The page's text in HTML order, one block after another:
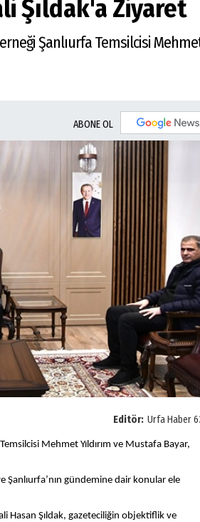
Şıldak'a Ziyaret
Şanlıurfa Temsilcisi Mehmet
ABONE OL
Editör: Urfa Haber
Mehmet Yıldırım ve Mustafa Bayar,
gündemine dair konular ele
Hasan Şıldak, gazeteciliğin objektiflik ve